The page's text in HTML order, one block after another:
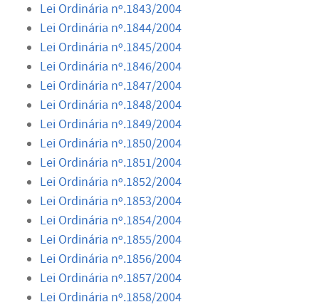
Lei Ordinária nº.1843/2004
Lei Ordinária nº.1844/2004
Lei Ordinária nº.1845/2004
Lei Ordinária nº.1846/2004
Lei Ordinária nº.1847/2004
Lei Ordinária nº.1848/2004
Lei Ordinária nº.1849/2004
Lei Ordinária nº.1850/2004
Lei Ordinária nº.1851/2004
Lei Ordinária nº.1852/2004
Lei Ordinária nº.1853/2004
Lei Ordinária nº.1854/2004
Lei Ordinária nº.1855/2004
Lei Ordinária nº.1856/2004
Lei Ordinária nº.1857/2004
Lei Ordinária nº.1858/2004